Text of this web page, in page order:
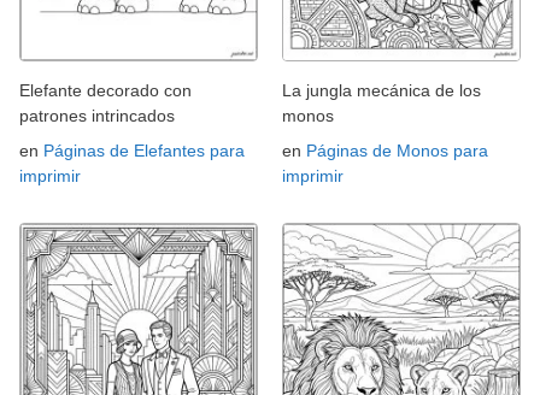
Elefante decorado con
patrones intrincados
en Páginas de Elefantes para
imprimir
La jungla mecánica de los
monos
en Páginas de Monos para
imprimir